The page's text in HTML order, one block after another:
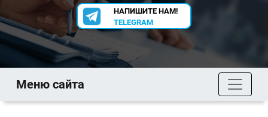
НАПИШИТЕ НАМ!
TELEGRAM
Меню сайта